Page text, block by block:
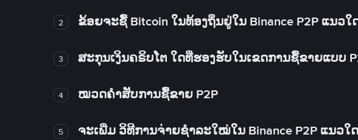
2 ຂ້ອຍຈະຊື້ Bitcoin ໃນທ້ອງຖິ່ນຢູ່ໃນ Binance P2P ແນວໃ
3 ສະກຸນເງິນຄຣິບໂຕ ໃດທີ່ຮອງຮັບໃນເຂດການຊື້ຂາຍແບບ
4 ໝວດຄໍາສັບການຊື້ຂາຍ P2P
5 ຈະເພີ່ມ ວິທີການຈ່າຍຊຳລະໃໝ່ໃນ Binance P2P ແນວໃ